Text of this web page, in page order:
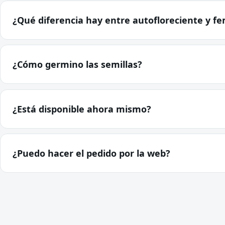
¿Qué diferencia hay entre autofloreciente y
¿Cómo germino las semillas?
¿Está disponible ahora mismo?
¿Puedo hacer el pedido por la web?